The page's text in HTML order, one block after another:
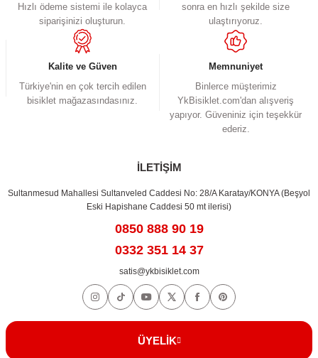
Ürün bilgilerinde hatalar bulunuyor.
Ürün fiyatı diğer sitelerden daha pahalı.
Bu ürüne benzer farklı alternatifler olmalı.
Hızlı ödeme sistemi ile kolayca
siparişinizi oluşturun.
sonra en hızlı şekilde size
ulaştırıyoruz.
Kalite ve Güven
Türkiye'nin en çok tercih edilen
bisiklet mağazasındasınız.
Memnuniyet
Binlerce müşterimiz
YkBisiklet.com'dan alışveriş
yapıyor. Güveniniz için teşekkür
ederiz.
İLETİŞİM
Sultanmesud Mahallesi Sultanveled Caddesi No: 28/A Karatay/KONYA (Beşyol
Eski Hapishane Caddesi 50 mt ilerisi)
0850 888 90 19
0332 351 14 37
satis@ykbisiklet.com
ÜYELİK